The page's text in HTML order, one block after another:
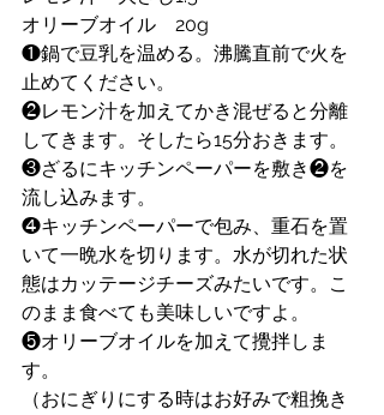
オリーブオイル　20g
❶鍋で豆乳を温める。沸騰直前で火を
止めてください。
❷レモン汁を加えてかき混ぜると分離
してきます。そしたら15分おきます。
❸ざるにキッチンペーパーを敷き❷を
流し込みます。
❹キッチンペーパーで包み、重石を置
いて一晩水を切ります。水が切れた状
態はカッテージチーズみたいです。こ
のまま食べても美味しいですよ。
❺オリーブオイルを加えて攪拌しま
す。
（おにぎりにする時はお好みで粗挽き